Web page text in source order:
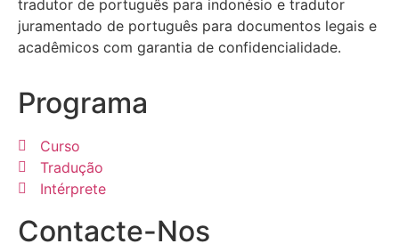
tradutor de português para indonésio e tradutor
juramentado de português para documentos legais e
acadêmicos com garantia de confidencialidade.
Programa
Curso
Tradução
Intérprete
Contacte-Nos